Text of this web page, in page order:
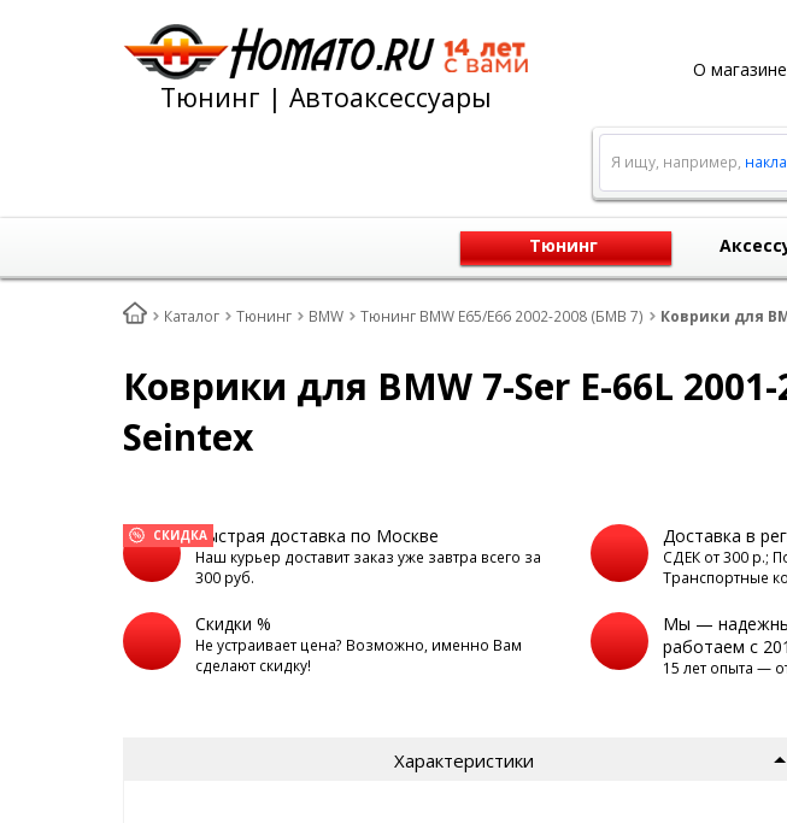
О магазине
Тюнинг | Автоаксессуары
Я ищу, например,
Тюнинг
Каталог Тюнинг BMW Тюнинг BMW E65/E66 2002-2008 (БМВ 7) Коврики для
Коврики для BMW 7-Ser E-66L
Seintex
СКИДКАБыстрая доставка по Москве
Наш курьер доставит заказ уже завтра всего за
300 руб.
Доставка в
СДЕК от 300 р.;
Транспортные
Скидки %
Не устраивает цена? Возможно, именно Вам
сделают скидку!
Мы —
работаем с
15 лет опыта —
Характеристики